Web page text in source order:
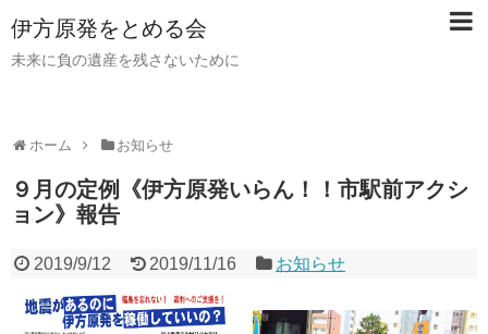
伊方原発をとめる会
未来に負の遺産を残さないために
ホーム お知らせ
９月の定例《伊方原発いらん！！市駅前アクシ
ョン》報告
2019/9/12 2019/11/16 お知らせ